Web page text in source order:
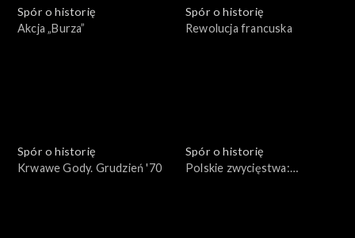
Spór o historię
Akcja „Burza”
Spór o historię
Rewolucja francuska
Spór o historię
Krwawe Gody. Grudzień '70
Spór o historię
Polskie zwycięstwa: